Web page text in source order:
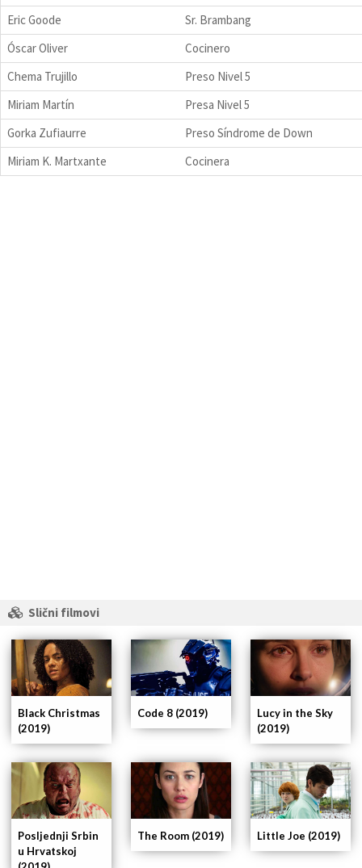
Eric Goode
Sr. Brambang
Óscar Oliver
Cocinero
Chema Trujillo
Preso Nivel 5
Miriam Martín
Presa Nivel 5
Gorka Zufiaurre
Preso Síndrome de Down
Miriam K. Martxante
Cocinera
Slični filmovi
Little Joe (2019)
The Room (2019)
Posljednji Srbin
u Hrvatskoj
Lucy in the Sky
(2019)
Code 8 (2019)
Black Christmas
(2019)